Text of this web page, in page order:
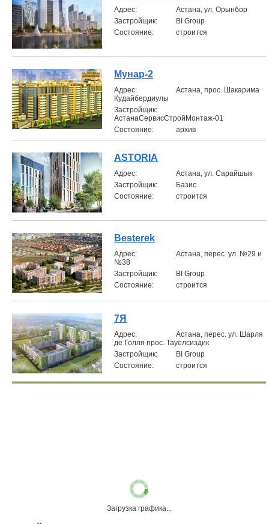
Aдрес:
Астана, ул. Орынбор
Застройщик:
BI Group
Состояние:
строится
Мунар-2
Aдрес:
Астана, прос. Шакарима
Кудайбердиулы
Застройщик:
АстанаСервисСтройМонтаж-01
Состояние:
архив
ASTORIA
Aдрес:
Астана, ул. Сарайшык
Застройщик:
Базис
Состояние:
строится
Besterek
Aдрес:
Астана, перес. ул. №29 и
№38
Застройщик:
BI Group
Состояние:
строится
7Я
Aдрес:
Астана, перес. ул. Шарля
де Голля прос. Тауелсиздик
Застройщик:
BI Group
Состояние:
строится
Загрузка графика...